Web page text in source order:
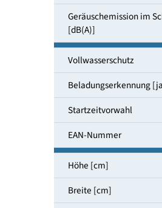
Schleuderdrehzahl
Nennkapazität
Geräuschemission
[dB(A)]
Vollwasserschutz